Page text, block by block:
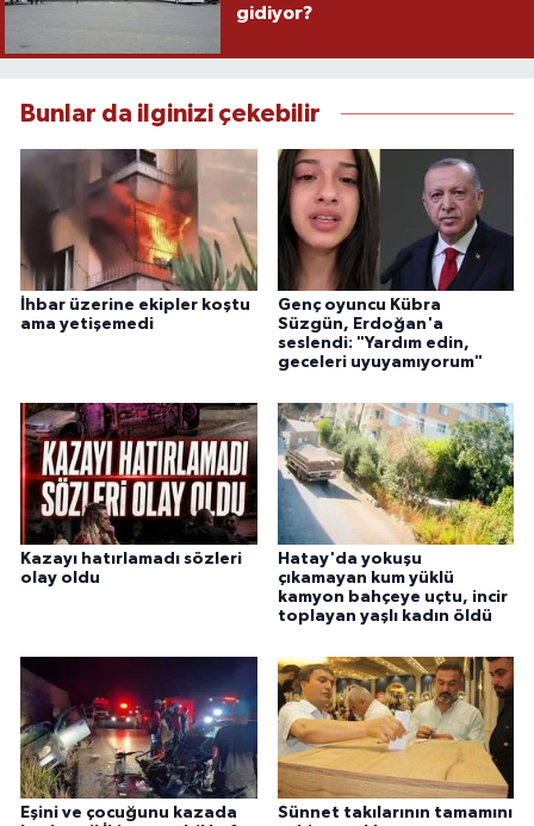
gidiyor?
Bunlar da ilginizi çekebilir
İhbar üzerine ekipler koştu
ama yetişemedi
Genç oyuncu Kübra
Süzgün, Erdoğan'a
seslendi: "Yardım edin,
geceleri uyuyamıyorum"
Kazayı hatırlamadı sözleri
olay oldu
Hatay'da yokuşu
çıkamayan kum yüklü
kamyon bahçeye uçtu, incir
toplayan yaşlı kadın öldü
Eşini ve çocuğunu kazada
Sünnet takılarının tamamını